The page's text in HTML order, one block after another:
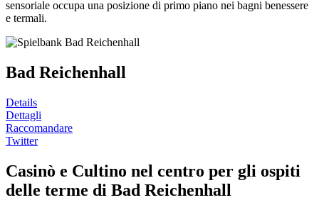
sensoriale occupa una posizione di primo piano nei bagni benessere
e termali.
Bad Reichenhall
Details
Dettagli
Raccomandare
Twitter
Casinò e Cultino nel centro per gli ospiti
delle terme di Bad Reichenhall